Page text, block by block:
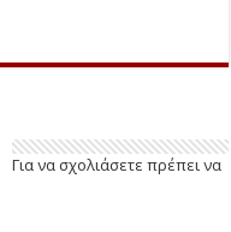
Για να σχολιάσετε πρέπει να